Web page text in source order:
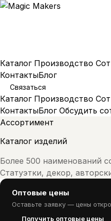
Каталог Производство
КонтактыБлог
Связаться
Каталог Производство
КонтактыБлог Обсудить
Ассортимент
Каталог изделий
Более 500 наименований
Статуэтки, декор,
Оптовые цены
Оставьте заявку — цены
Получить оптовые цены